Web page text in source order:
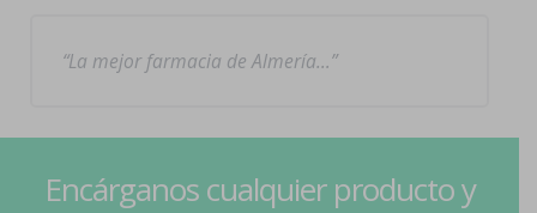
La mejor farmacia de Almería…
Encárganos cualquier producto y